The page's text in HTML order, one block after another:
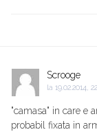
Scrooge
la 19.02.2014,
"camasa" in care e
probabil fixata in